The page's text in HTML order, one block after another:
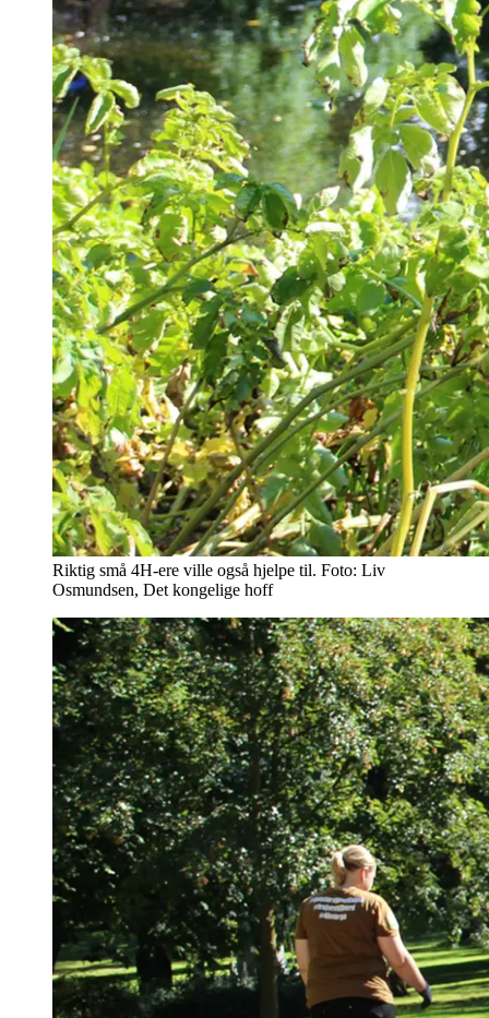
Riktig små 4H-ere ville også hjelpe til. Foto: Liv
Osmundsen, Det kongelige hoff